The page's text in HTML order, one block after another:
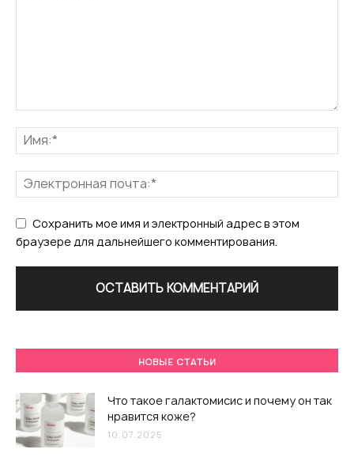
Сохранить мое имя и электронный адрес в этом
браузере для дальнейшего комментирования.
НОВЫЕ СТАТЬИ
Что такое галактомисис и почему он так
нравится коже?
10.07.2025